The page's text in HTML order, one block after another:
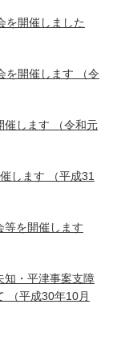
を開催しました
を開催します
（令
催します （令和元
します （平成31
等を開催します
知・平津事案支障
（平成30年10月